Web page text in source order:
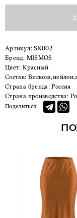
Артикул:SK002
Бренд:
MISMOS
Цвет:
Красный
Состав:
Страна бренда: Россия
Страна производства:
Поделиться: